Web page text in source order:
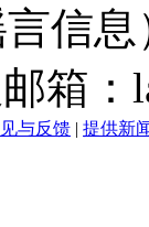
言信
箱
与反馈 | 提供新